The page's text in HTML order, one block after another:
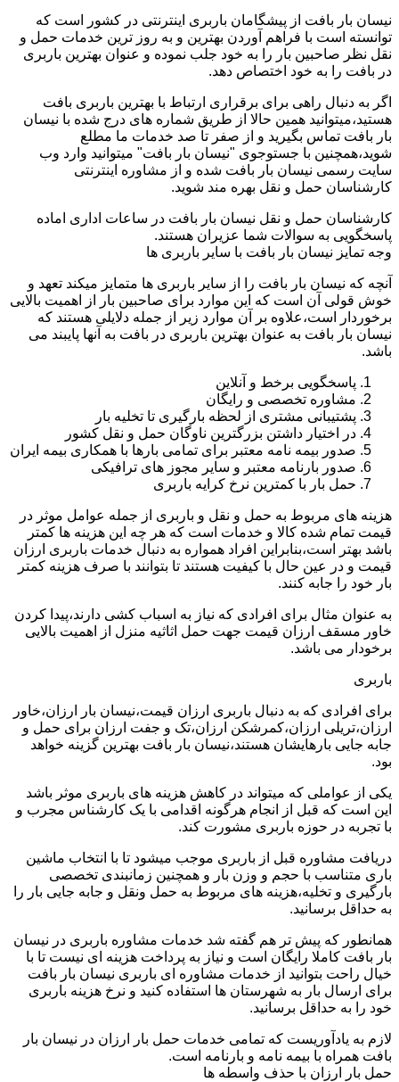
نیسان بار بافت از پیشگامان باربری اینترنتی در کشور است که
توانسته است با فراهم آوردن بهترین و به روز ترین خدمات حمل و
نقل نظر صاحبین بار را به خود جلب نموده و عنوان بهترین باربری
در بافت را به خود اختصاص دهد.
اگر به دنبال راهی برای برقراری ارتباط با بهترین باربری بافت
هستید،میتوانید همین حالا از طریق شماره های درج شده با نیسان
بار بافت تماس بگیرید و از صفر تا صد خدمات ما مطلع
شوید،همچنین با جستوجوی "نیسان بار بافت" میتوانید وارد وب
سایت رسمی نیسان بار بافت شده و از مشاوره اینترنتی
کارشناسان حمل و نقل بهره مند شوید.
کارشناسان حمل و نقل نیسان بار بافت در ساعات اداری اماده
پاسخگویی به سوالات شما عزیران هستند.
وجه تمایز نیسان بار بافت با سایر باربری ها
آنچه که نیسان بار بافت را از سایر باربری ها متمایز میکند تعهد و
خوش قولی آن است که این موارد برای صاحبین بار از اهمیت بالایی
برخوردار است،علاوه بر آن موارد زیر از جمله دلایلی هستند که
نیسان بار بافت به عنوان بهترین باربری در بافت به آنها پایبند می
باشد.
پاسخگویی برخط و آنلاین
مشاوره تخصصی و رایگان
پشتیبانی مشتری از لحظه بارگیری تا تخلیه بار
در اختیار داشتن بزرگترین ناوگان حمل و نقل کشور
صدور بیمه نامه معتبر برای تمامی بارها با همکاری بیمه ایران
صدور بارنامه معتبر و سایر مجوز های ترافیکی
حمل بار با کمترین نرخ کرایه باربری
هزینه های مربوط به حمل و نقل و باربری از جمله عوامل موثر در
قیمت تمام شده کالا و خدمات است که هر چه این هزینه ها کمتر
باشد بهتر است،بنابراین افراد همواره به دنبال خدمات باربری ارزان
قیمت و در عین حال با کیفیت هستند تا بتوانند با صرف هزینه کمتر
بار خود را جابه کنند.
به عنوان مثال برای افرادی که نیاز به اسباب کشی دارند،پیدا کردن
خاور مسقف ارزان قیمت جهت حمل اثاثیه منزل از اهمیت بالایی
برخودار می باشد.
باربری
برای افرادی که به دنبال باربری ارزان قیمت،نیسان بار ارزان،خاور
ارزان،تریلی ارزان،کمرشکن ارزان،تک و جفت ارزان برای حمل و
جابه جایی بارهایشان هستند،نیسان بار بافت بهترین گزینه خواهد
بود.
یکی از عواملی که میتواند در کاهش هزینه های باربری موثر باشد
این است که قبل از انجام هرگونه اقدامی با یک کارشناس مجرب و
با تجربه در حوزه باربری مشورت کند.
دریافت مشاوره قبل از باربری موجب میشود تا با انتخاب ماشین
باری متناسب با حجم و وزن بار و همچنین زمانبندی تخصصی
بارگیری و تخلیه،هزینه های مربوط به حمل ونقل و جابه جایی بار را
به حداقل برسانید.
همانطور که پیش تر هم گفته شد خدمات مشاوره باربری در نیسان
بار بافت کاملا رایگان است و نیاز به پرداخت هزینه ای نیست تا با
خیال راحت بتوانید از خدمات مشاوره ای باربری نیسان بار بافت
برای ارسال بار به شهرستان ها استفاده کنید و نرخ هزینه باربری
خود را به حداقل برسانید.
لازم به یادآوریست که تمامی خدمات حمل بار ارزان در نیسان بار
بافت همراه با بیمه نامه و بارنامه است.
حمل بار ارزان با حذف واسطه ها